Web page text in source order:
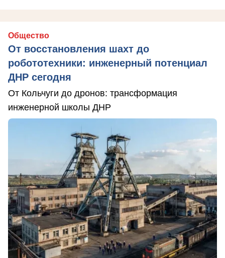
Общество
От восстановления шахт до
робототехники: инженерный потенциал
ДНР сегодня
От Кольчуги до дронов: трансформация
инженерной школы ДНР